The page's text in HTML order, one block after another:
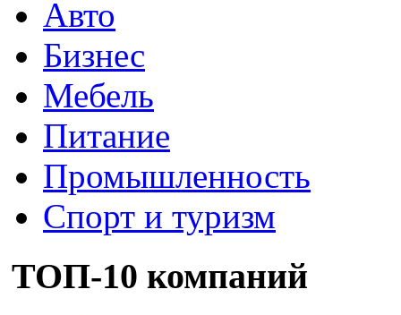
Авто
Бизнес
Мебель
Питание
Промышленность
Спорт и туризм
ТОП-10 компаний